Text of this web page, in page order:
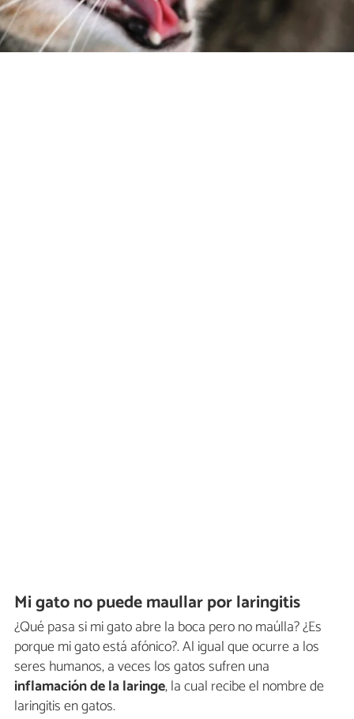
Mi gato no puede maullar por laringitis
¿Qué pasa si mi gato abre la boca pero no maúlla? ¿Es
porque mi gato está afónico?. Al igual que ocurre a los
seres humanos, a veces los gatos sufren una
inflamación de la laringe, la cual recibe el nombre de
laringitis en gatos.